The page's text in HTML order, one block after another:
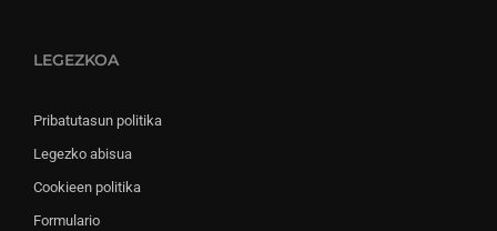
LEGEZKOA
Pribatutasun politika
Legezko abisua
Cookieen politika
Formulario